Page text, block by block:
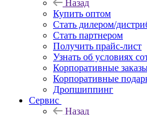
Назад
Купить оптом
Стать дилером/
Стать партнером
Получить прайс-лист
Узнать об условиях
Корпоративные
Корпоративные
Дропшиппинг
Сервис
Назад